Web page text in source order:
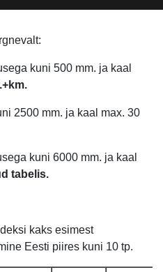
kuni 500 mm. ja kaal
2500 mm. ja kaal max. 30
kuni 6000 mm. ja kaal
tabelis.
kaks esimest
Eesti piires kuni 10 tp.